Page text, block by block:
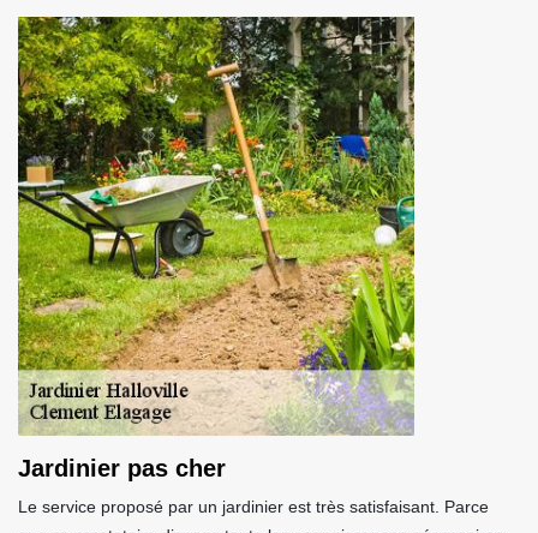
Jardinier pas cher
Le service proposé par un jardinier est très satisfaisant. Parce